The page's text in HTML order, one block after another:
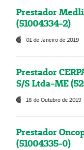
Prestador
(51004334-2)
01 de Janeiro de 2019
Prestador
S/S Ltda-ME
18 de Outubro de 2019
Prestador
(51004335-0)